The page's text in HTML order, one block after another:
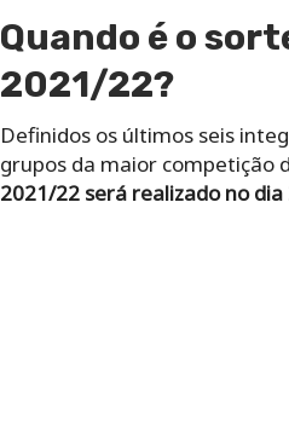
Quando é o
2021/22?
Definidos os últimos seis
grupos da maior competição
2021/22 será realizado no dia